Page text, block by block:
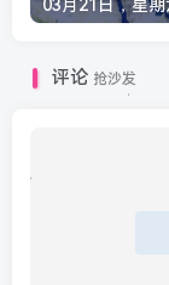
评论 抢沙发